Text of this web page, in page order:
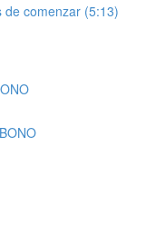
de comenzar (5:13)